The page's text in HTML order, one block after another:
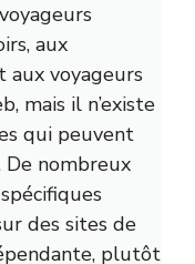
aux
aux voyageurs
mais il n’existe
qui peuvent
De nombreux
des sites de
plutôt